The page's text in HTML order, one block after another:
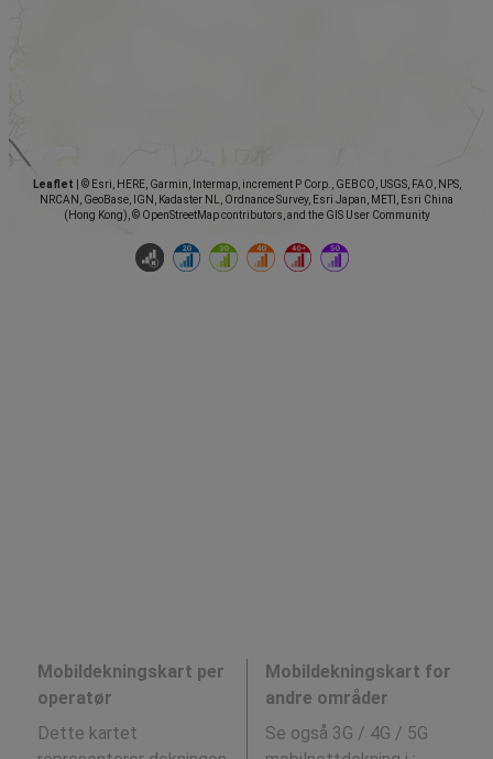
Leaflet
© Esri, HERE, Garmin, Intermap, increment P Corp., GEBCO, USGS, FAO, NPS,
NRCAN, GeoBase, IGN, Kadaster NL, Ordnance Survey, Esri Japan, METI, Esri China
(Hong Kong), © OpenStreetMap contributors, and the GIS User Community
Mobildekningskart per
operatør
Dette kartet
Mobildekningskart for
andre områder
Se også 3G / 4G / 5G